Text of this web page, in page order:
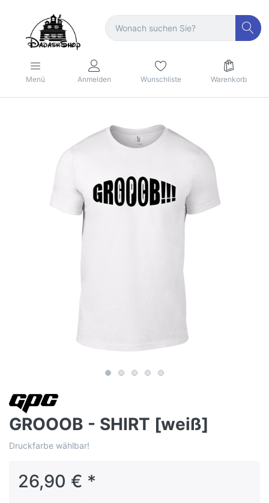
Menü Anmelden Wunschliste Warenkorb
GROOOB - SHIRT [weiß]
Druckfarbe wählbar!
26,90 € *